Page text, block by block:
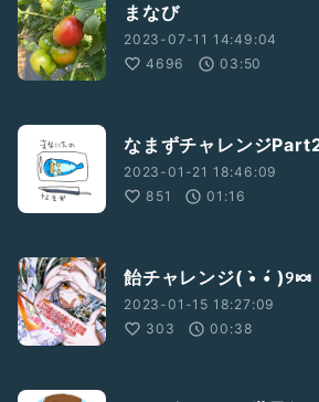
まなび
2023-07-11 14:49:04
4696
03:50
なまずチャレンジ
2023-01-21 18:46:09
851
01:16
飴チャレンジ( •̀ •́ )୨🍬
2023-01-15 18:27:09
303
00:38